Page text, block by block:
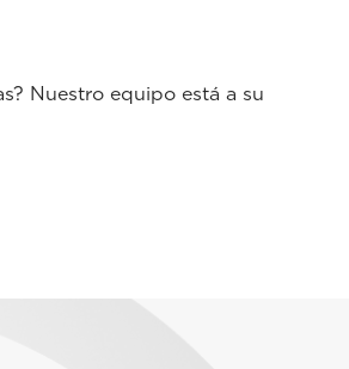
Nuestro equipo está a su